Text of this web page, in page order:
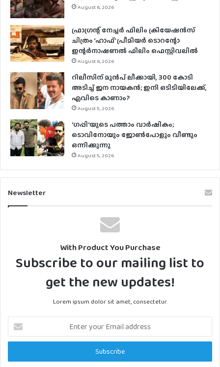
August 6, 2026
ഫ്രാഗ്രന്റ് നേച്ചര്‍ ഫിലിം ക്രിയേഷന്‍സ്
ചിത്രം ‘ഹാഫ്’ പ്രീമിയര്‍ ടൊറന്റോ
ഇന്റര്‍നാഷണല്‍ ഫിലിം ഫെസ്റ്റിവലില്‍
August 6, 2026
റിലീസിന് മുൻപ് ലീക്കായി, 300 കോടി
അടിച്ച് ജന നായകൻ; ഇനി ഒടിടിയിലേക്ക്,
എവിടെ കാണാം?
August 5, 2026
‘ഗപ്പി‘യുടെ പത്താം വാർഷികം;
ടൊവിനോയും ജോൺപോളും വീണ്ടും
ഒന്നിക്കുന്നു
August 5, 2026
Newsletter
With Product You Purchase
Subscribe to our mailing list to
get the new updates!
Lorem ipsum dolor sit amet, consectetur.
Enter
your
Email